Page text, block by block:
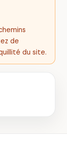
de
du site.